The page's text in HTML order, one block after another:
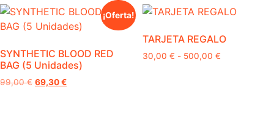
28,00 €.19,60 €.
24,00 €.16,80 €.
¡Oferta!
SYNTHETIC BLOOD RED
BAG (5 Unidades)
99,00€ El
69,30€El
TARJETA REGALO
30,00 € - 500,00 €Rango